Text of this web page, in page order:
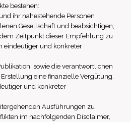
bestehen:
ihr nahestehende Personen
Gesellschaft und beabsichtigen,
Zeitpunkt dieser Empfehlung zu
eindeutiger und konkreter
sowie die verantwortlichen
eine finanzielle Vergütung.
und konkreter
Ausführungen zu
im nachfolgenden Disclaimer,